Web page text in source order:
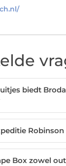
biedt
Box zowel